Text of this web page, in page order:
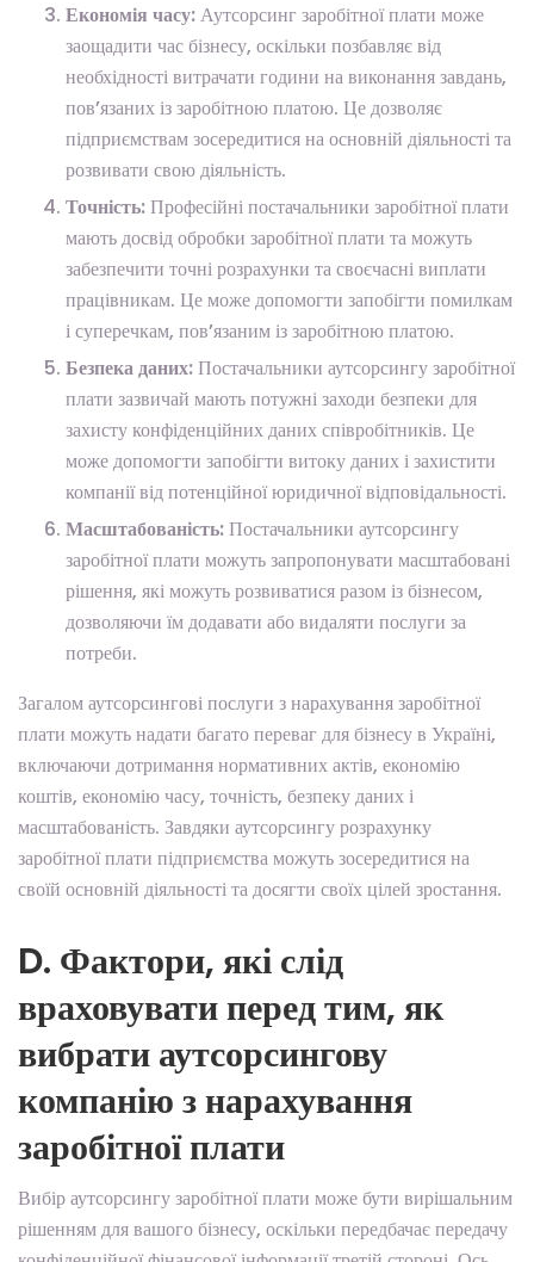
Економія часу:Аутсорсинг заробітної плати може
заощадити час бізнесу, оскільки позбавляє від
необхідності витрачати години на виконання завдань,
пов’язаних із заробітною платою. Це дозволяє
підприємствам зосередитися на основній діяльності та
розвивати свою діяльність.
Точність:Професійні постачальники заробітної плати
мають досвід обробки заробітної плати та можуть
забезпечити точні розрахунки та своєчасні виплати
працівникам. Це може допомогти запобігти помилкам
і суперечкам, пов’язаним із заробітною платою.
Безпека даних:Постачальники аутсорсингу заробітної
плати зазвичай мають потужні заходи безпеки для
захисту конфіденційних даних співробітників. Це
може допомогти запобігти витоку даних і захистити
компанії від потенційної юридичної відповідальності.
Масштабованість:Постачальники аутсорсингу
заробітної плати можуть запропонувати масштабовані
рішення, які можуть розвиватися разом із бізнесом,
дозволяючи їм додавати або видаляти послуги за
потреби.
Загалом аутсорсингові послуги з нарахування заробітної
плати можуть надати багато переваг для бізнесу в Україні,
включаючи дотримання нормативних актів, економію
коштів, економію часу, точність, безпеку даних і
масштабованість. Завдяки аутсорсингу розрахунку
заробітної плати підприємства можуть зосередитися на
своїй основній діяльності та досягти своїх цілей зростання.
D. Фактори, які слід
враховувати перед тим, як
вибрати аутсорсингову
компанію з нарахування
заробітної плати
Вибір аутсорсингу заробітної плати може бути вирішальним
рішенням для вашого бізнесу, оскільки передбачає передачу